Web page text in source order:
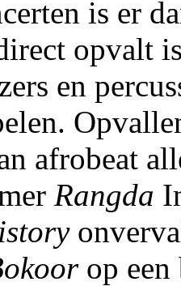
is er
opvalt
en
afrobeat
Rangda
op